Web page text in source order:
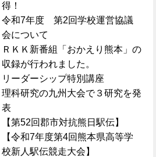
得！
令和7年度 第2回学校運営協議
会について
ＲＫＫ新番組「おかえり熊本」の
収録が行われました。
リーダーシップ特別講座
理科研究の九州大会で３研究を発
表
【第52回郡市対抗熊日駅伝】
【令和7年度第4回熊本県高等学
校新人駅伝競走大会】